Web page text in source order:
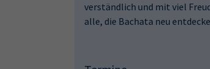
verständlich und mit viel
alle, die Bachata neu